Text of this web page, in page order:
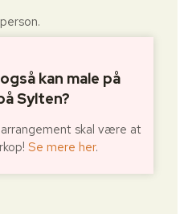
kan male på
Sylten?
skal være at
Se mere her.